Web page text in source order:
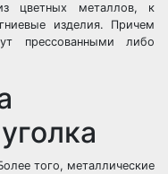
цветных металлов, к
изделия. Причем
прессованными либо
того, металлические